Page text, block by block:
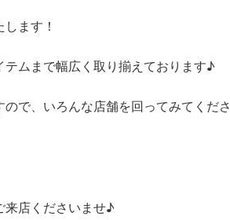
ます！
ムまで幅広く取り揃えております♪
で、いろんな店舗を回ってみてくださ
来店くださいませ♪